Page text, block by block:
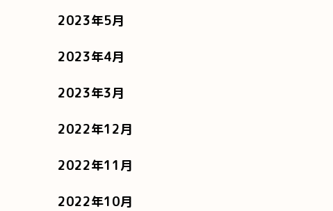
2023年5月
2023年4月
2023年3月
2022年12月
2022年11月
2022年10月